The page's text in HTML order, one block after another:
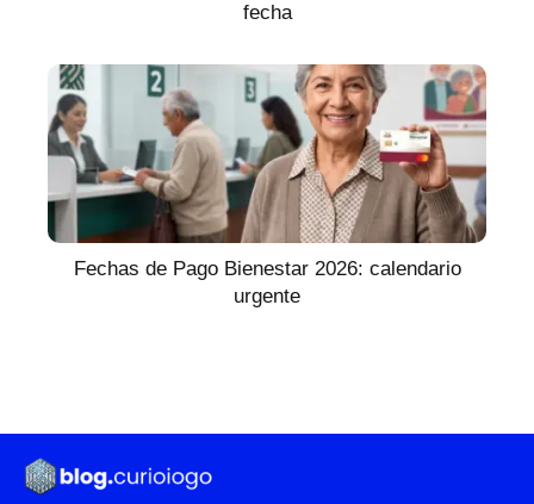
fecha
Fechas de Pago Bienestar 2026: calendario
urgente